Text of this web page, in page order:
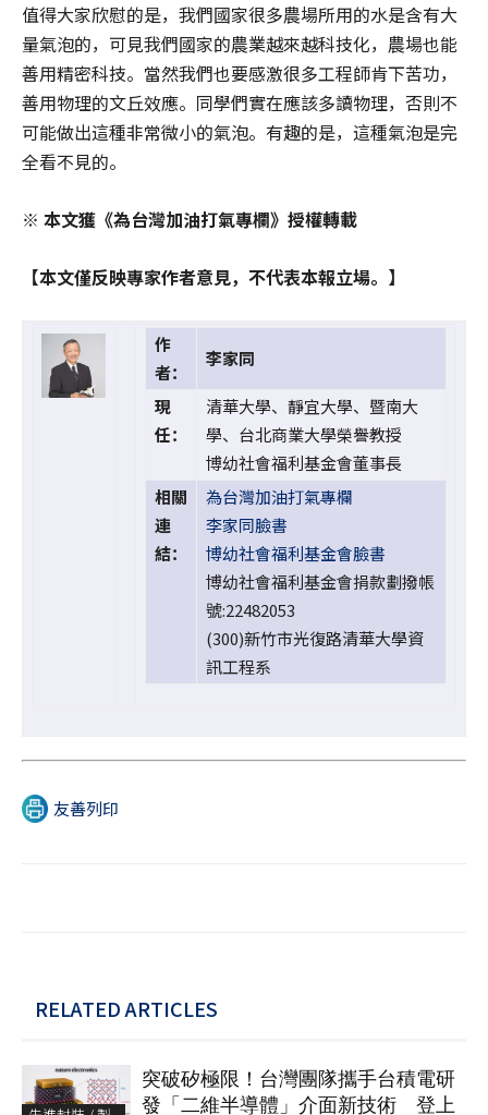
值得大家欣慰的是，我們國家很多農場所用的水是含有大
量氣泡的，可見我們國家的農業越來越科技化，農場也能
善用精密科技。當然我們也要感激很多工程師肯下苦功，
善用物理的文丘效應。同學們實在應該多讀物理，否則不
可能做出這種非常微小的氣泡。有趣的是，這種氣泡是完
全看不見的。
※ 本文獲《為台灣加油打氣專欄》授權轉載
【本文僅反映專家作者意見，不代表本報立場。】
作
者：
李家同
現
任：
清華大學、靜宜大學、暨南大
學、台北商業大學榮譽教授
博幼社會福利基金會董事長
相關
連
結：
為台灣加油打氣專欄
李家同臉書
博幼社會福利基金會臉書
博幼社會福利基金會捐款劃撥帳
號:22482053
(300)新竹市光復路清華大學資
訊工程系
友善列印
RELATED ARTICLES
突破矽極限！台灣團隊攜手台積電研
發「二維半導體」介面新技術 登上